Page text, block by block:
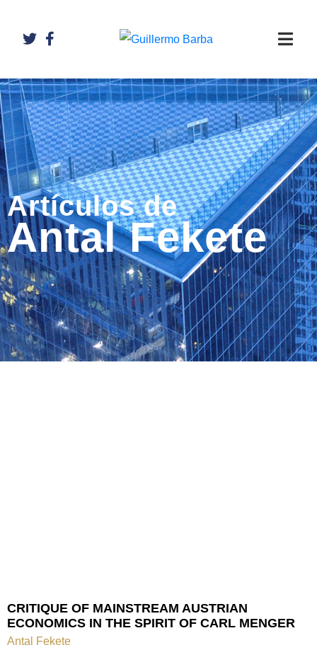
Artículos de
Antal Fekete
CRITIQUE OF MAINSTREAM AUSTRIAN
ECONOMICS IN THE SPIRIT OF CARL MENGER
Antal Fekete